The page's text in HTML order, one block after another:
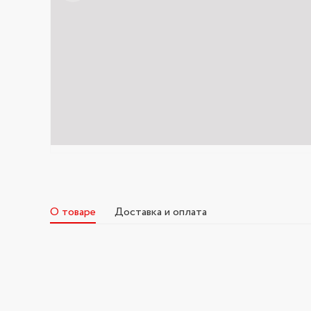
О товаре Доставка и оплата